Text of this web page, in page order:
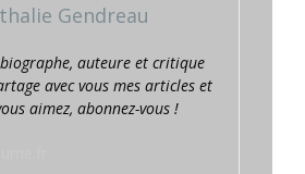
Gendreau
auteure et critique
avec vous mes articles et
aimez, abonnez-vous !